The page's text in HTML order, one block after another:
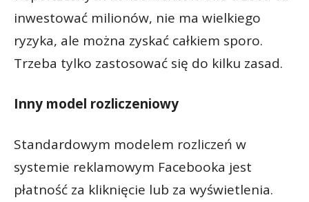
inwestować milionów, nie ma wielkiego
ryzyka, ale można zyskać całkiem sporo.
Trzeba tylko zastosować się do kilku zasad.
Inny model rozliczeniowy
Standardowym modelem rozliczeń w
systemie reklamowym Facebooka jest
płatność za kliknięcie lub za wyświetlenia.